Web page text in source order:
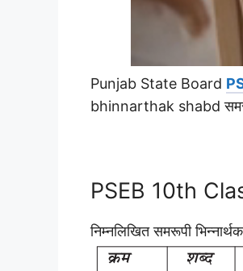
Punjab State Board
bhinnarthak shabd
PSEB 10th
निम्नलिखित समरूपी